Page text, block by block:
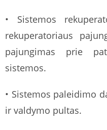
• Sistemos
rekuperatoriaus
pajungimas prie
sistemos.
• Sistemos paleidimo
ir valdymo pultas.